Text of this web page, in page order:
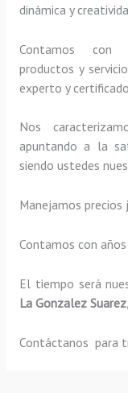
dinámica y
Contamos con
productos y
experto y certificado,
Nos
apuntando a la
siendo ustedes
Manejamos
Contamos con
El tiempo será
La Gonzalez Suarez,
Contáctanos para